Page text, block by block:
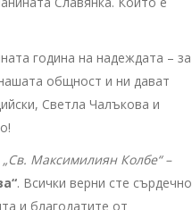
година на надеждата – за
общност и ни дават
Светла Чалъкова и
„Св. Максимилиян Колбе“ –
. Всички верни сте сърдечно
и благодатите от